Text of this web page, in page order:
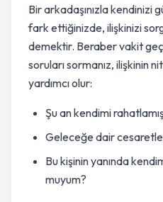
Bir arkadaşınızla kendinizi
fark ettiğinizde, ilişkinizi
demektir. Beraber vakit
soruları sormanız, ilişkinin
yardımcı olur:
Şu an kendimi
Geleceğe dair
Bu kişinin yanında
muyum?